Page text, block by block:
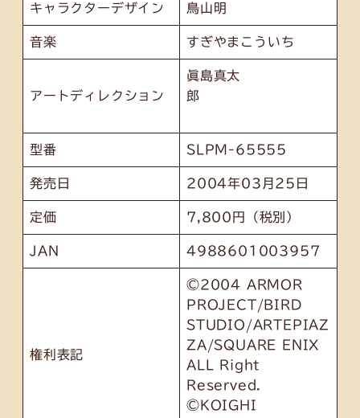
キャラクターデザイン 鳥山明
音楽 すぎやまこういち
アートディレクション
眞島真太
郎
型番 SLPM-65555
発売日 2004年03月25日
定価 7,800円（税別）
JAN 4988601003957
権利表記
©2004 ARMOR
PROJECT/BIRD
STUDIO/ARTEPIAZ
ZA/SQUARE ENIX
ALL Right
Reserved.
©KOIGHI